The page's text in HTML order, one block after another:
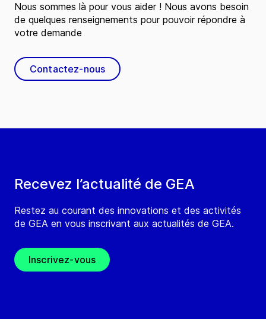
Recevez l’actualité de GEA
Restez au courant des innovations et des activités
de GEA en vous inscrivant aux actualités de GEA.
Inscrivez-vous
Nous sommes là pour vous aider ! Nous avons besoin
de quelques renseignements pour pouvoir répondre à
votre demande
Contactez-nous